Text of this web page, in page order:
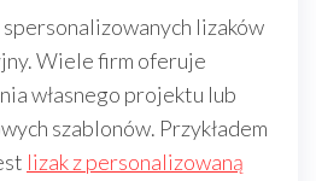
lizaków
Wiele firm oferuje
własnego projektu lub
szablonów. Przykładem
lizak z personalizowaną